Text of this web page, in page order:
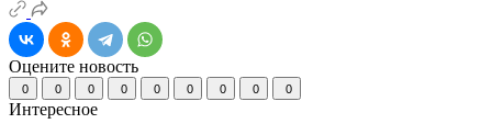
Оцените новость
0 0 0 0 0 0 0 0 0
Интересное